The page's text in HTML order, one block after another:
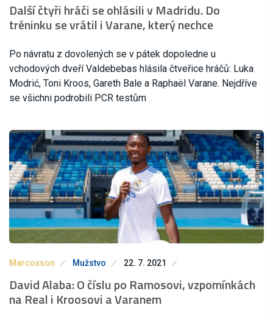
Další čtyři hráči se ohlásili v Madridu. Do
tréninku se vrátil i Varane, který nechce
Po návratu z dovolených se v pátek dopoledne u
vchodových dveří Valdebebas hlásila čtveřice hráčů: Luka
Modrić, Toni Kroos, Gareth Bale a Raphaël Varane. Nejdříve
se všichni podrobili PCR testům
Marcoxson Mužstvo 22. 7. 2021
David Alaba: O číslu po Ramosovi, vzpomínkách
na Real i Kroosovi a Varanem